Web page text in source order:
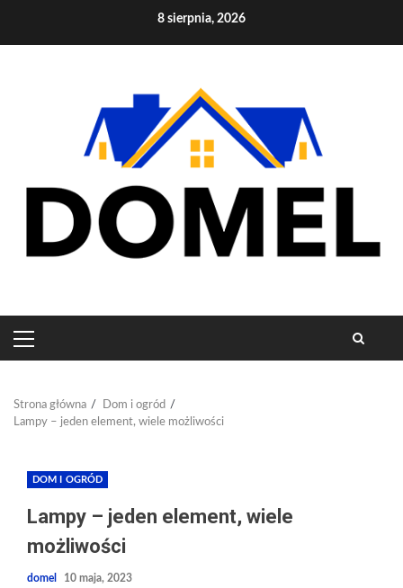
8 sierpnia, 2026
PRIMARY
MENU
Strona główna
Dom i ogród
Lampy – jeden element, wiele możliwości
DOM I OGRÓD
Lampy – jeden element, wiele
możliwości
domel 10 maja, 2023